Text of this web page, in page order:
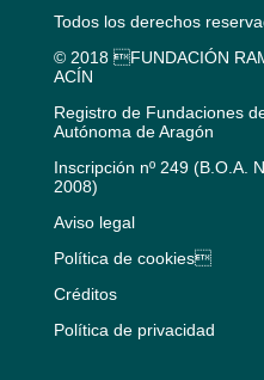
Todos los derechos
© 2018 FUNDACIÓN
ACÍN
Registro de Fundaciones
Autónoma de Aragón
Inscripción nº 249 (B.O.A.
2008)
Aviso legal
Política de cookies
Créditos
Política de privacidad